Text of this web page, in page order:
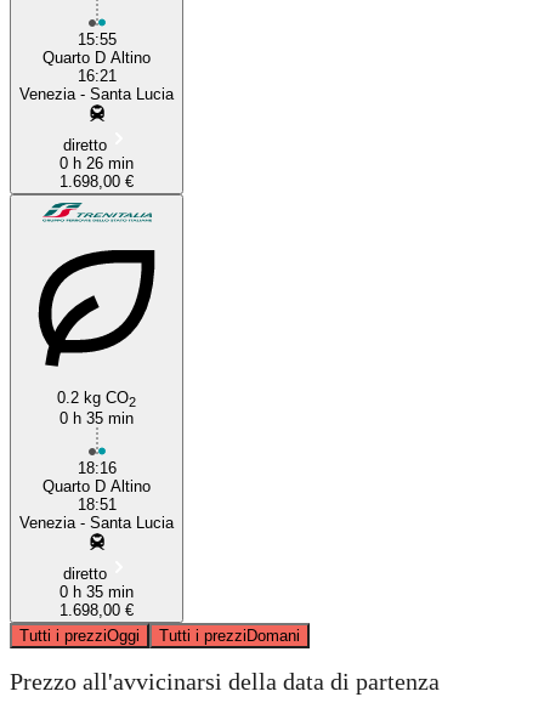
15:55
Quarto D Altino
16:21
Venezia - Santa Lucia
diretto
0 h 26 min
1.698,00 €
0.2 kg CO2
0 h 35 min
18:16
Quarto D Altino
18:51
Venezia - Santa Lucia
diretto
0 h 35 min
1.698,00 €
Tutti i prezziOggi Tutti i prezziDomani
Prezzo all'avvicinarsi della data di partenza